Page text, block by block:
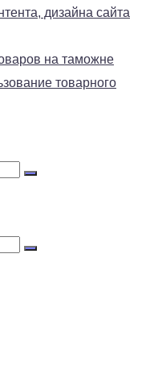
дизайна сайта
на таможне
товарного